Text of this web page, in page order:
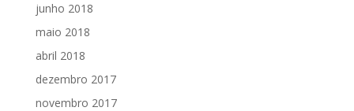
junho 2018
maio 2018
abril 2018
dezembro 2017
novembro 2017